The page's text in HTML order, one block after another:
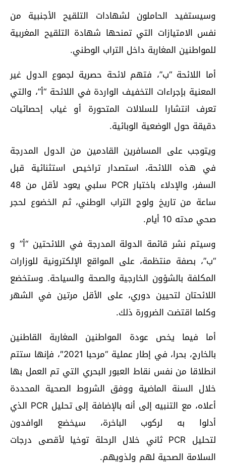
وسيستفيد الحاملون لشهادات التلقيح الأجنبية من
نفس الامتيازات التي تمنحها شهادة التلقيح المغربية
للمواطنين المغاربة داخل التراب الوطني.
أما اللائحة “ب”، فتهم لائحة حصرية لجموع الدول غير
المعنية بإجراءات التخفيف الواردة في اللائحة “أ”، والتي
تعرف انتشارا للسلالات المتحورة أو غياب إحصائيات
دقيقة حول الوضعية الوبائية.
ويتوجب على المسافرين القادمين من الدول المدرجة
في هذه اللائحة، استصدار تراخيص استثنائية قبل
السفر، والإدلاء باختبارPCR
سلبي يعود لأقل من 48
ساعة من تاريخ ولوج التراب الوطني، ثم الخضوع لحجر
صحي مدته 10 أيام
.
وسيتم نشر قائمة الدولة المدرجة في اللائحتين “أ” و
“ب”، بصفة منتظمة، على المواقع الإلكترونية للوزارات
المكلفة بالشؤون الخارجية والصحة والسياحة. وستخضع
اللائحتان لتحيين دوري، على الأقل مرتين في الشهر
وكلما اقتضت الضرورة ذلك.
أما فيما يخص عودة المواطنين المغاربة القاطنين
بالخارج، بحرا، في إطار عملية “مرحبا 2021″، فإنها ستتم
انطلاقا من نفس نقاط العبور البحري التي تم العمل بها
خلال السنة الماضية ووفق الشروط الصحية المحددة
أعلاه، مع التنبيه إلى أنه بالإضافة إلى تحليلPCR الذي
أدلوا به لركوب الباخرة، سيخضع الوافدون
لتحليل PCR ثاني خلال الرحلة توخيا لأقصى درجات
السلامة الصحية لهم ولذويهم.